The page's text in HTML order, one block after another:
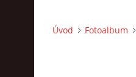
Úvod Fotoalbum